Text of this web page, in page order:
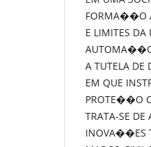
FORMA��O
E LIMITES
AUTOMA��O
A TUTELA DE
EM QUE
PROTE��O
TRATA-SE DE
INOVA��ES